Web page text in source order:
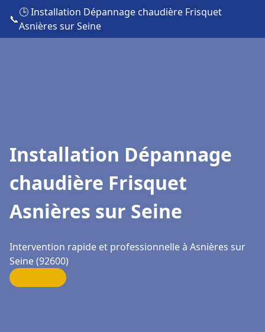
📞
🕒 Installation Dépannage chaudière Frisquet
Asnières sur Seine
Installation Dépannage
chaudière Frisquet
Asnières sur Seine
Intervention rapide et professionnelle à Asnières sur
Seine (92600)